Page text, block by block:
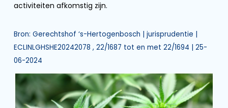
activiteiten afkomstig zijn.
Bron: Gerechtshof ‘s-Hertogenbosch | jurisprudentie |
ECLINLGHSHE20242078 , 22/1687 tot en met 22/1694 | 25-
06-2024